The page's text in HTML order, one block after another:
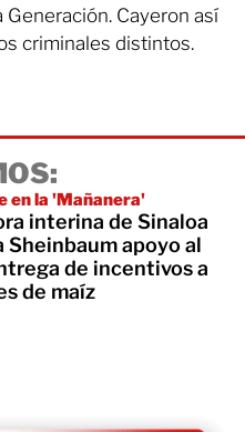
Generación. Cayeron así
criminales distintos.
en la 'Mañanera'
interina de Sinaloa
Sheinbaum apoyo al
de incentivos a
de maíz